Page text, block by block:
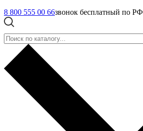
8 800 555 00 66звонок бесплатный по РФ